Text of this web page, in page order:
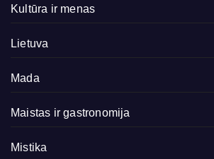
Kultūra ir menas
Lietuva
Mada
Maistas ir gastronomija
Mistika